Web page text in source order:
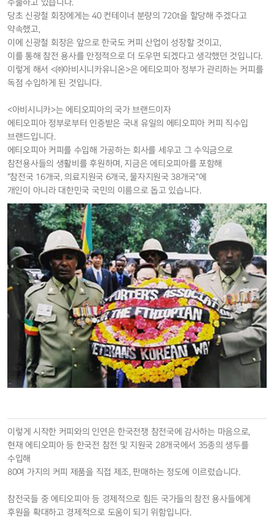
수출하고 있습니다.
당초 신광철 회장에게는 40 컨테이너 분량의 720t을 할당해 주겠다고
약속했고,
이에 신광철 회장은 앞으로 한국도 커피 산업이 성장할 것이고,
이를 통해 참전 용사를 안정적으로 더 도우면 되겠다고 생각했던 것입니다.
이렇게 해서 <㈜아비시니카유니온>은 에티오피아 정부가 관리하는 커피를
독점 수입하게 된 것입니다.
<아비시니카>는 에티오피아의 국가 브랜드이자
에티오피아 정부로부터 인증받은 국내 유일의 에티오피아 커피 직수입
브랜드입니다.
에티오피아 커피를 수입해 가공하는 회사를 세우고 그 수익금으로
참전용사들의 생활비를 후원하며, 지금은 에티오피아를 포함해
"참전국 16개국, 의료지원국 6개국, 물자지원국 38개국"에
개인이 아니라 대한민국 국민의 이름으로 돕고 있습니다.
이렇게 시작한 커피와의 인연은 한국전쟁 참전국에 감사하는 마음으로,
현재 에티오피아 등 한국전 참전 및 지원국 28개국에서 35종의 생두를
수입해
80여 가지의 커피 제품을 직접 제조, 판매하는 정도에 이르렀습니다.
참전국들 중 에티오피아 등 경제적으로 힘든 국가들의 참전 용사들에게
후원을 확대하고 경제적으로 도움이 되기 위함입니다.